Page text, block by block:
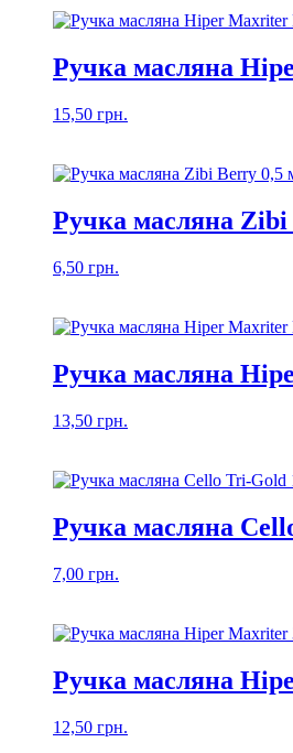
Ручка масляна
15,50 грн.
Ручка масляна
6,50 грн.
Ручка масляна
13,50 грн.
Ручка масляна
7,00 грн.
Ручка масляна
12,50 грн.